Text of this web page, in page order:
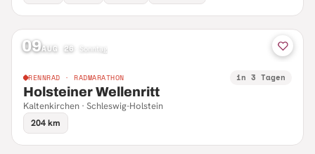
09AUG 26 Sonntag
RENNRAD · RADMARATHON in 3 Tagen
Holsteiner Wellenritt
Kaltenkirchen · Schleswig-Holstein
204 km